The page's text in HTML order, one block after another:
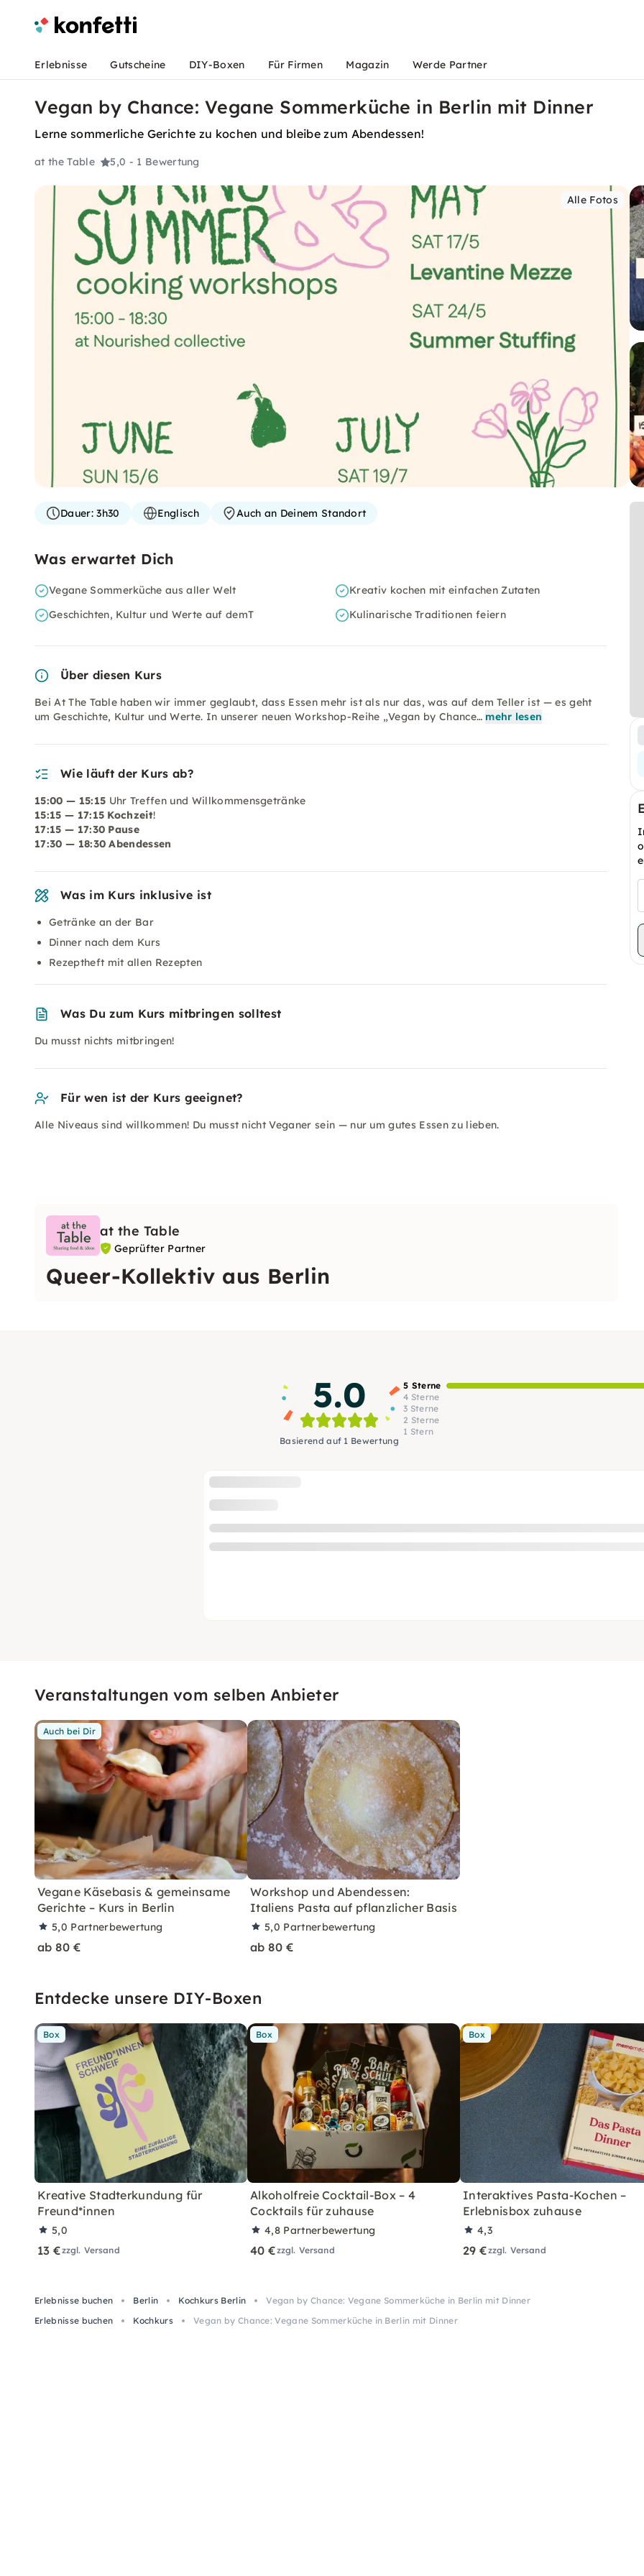
Erlebnisse Gutscheine DIY-Boxen Für Firmen Magazin Werde Partner
Vegan by Chance: Vegane Sommerküche in Berlin mit Dinner
Lerne sommerliche Gerichte zu kochen und bleibe zum Abendessen!
at the Table 5,0 - 1 Bewertung
Alle Fotos
Dauer:3h30 Englisch Auch an Deinem Standort
Was erwartet Dich
Vegane Sommerküche aus aller Welt
Kreativ kochen mit einfachen Zutaten
Geschichten, Kultur und Werte auf demT
Kulinarische Traditionen feiern
Über diesen Kurs
Bei At The Table haben wir immer geglaubt, dass Essen mehr ist als nur das, was auf dem Teller ist — es geht
um Geschichte, Kultur und Werte. In unserer neuen Workshop-Reihe „Vegan by Chance… mehr lesen
Wie läuft der Kurs ab?
15:00 — 15:15 Uhr Treffen und Willkommensgetränke
15:15 — 17:15 Kochzeit!
17:15 — 17:30 Pause
17:30 — 18:30 Abendessen
Was im Kurs inklusive ist
Getränke an der Bar
Dinner nach dem Kurs
Rezeptheft mit allen Rezepten
Was Du zum Kurs mitbringen solltest
Du musst nichts mitbringen!
Für wen ist der Kurs geeignet?
Alle Niveaus sind willkommen! Du musst nicht Veganer sein — nur um gutes Essen zu lieben.
at the Table
Geprüfter Partner
Queer-Kollektiv aus Berlin
5.0
Basierend auf 1 Bewertung
5 Sterne
4 Sterne
3 Sterne
2 Sterne
1 Stern
Veranstaltungen vom selben Anbieter
Auch bei Dir
Vegane Käsebasis & gemeinsame
Gerichte – Kurs in Berlin
5,0 Partnerbewertung
ab 80 €
Workshop und Abendessen:
Italiens Pasta auf pflanzlicher Basis
5,0 Partnerbewertung
ab 80 €
Entdecke unsere DIY-Boxen
Box
Kreative Stadterkundung für
Freund*innen
5,0
13 €zzgl. Versand
Box
Alkoholfreie Cocktail-Box – 4
Cocktails für zuhause
4,8 Partnerbewertung
40 €zzgl. Versand
Box
Interaktives Pasta-Kochen –
Erlebnisbox zuhause
4,3
29 €zzgl. Versand
Erlebnisse buchen Berlin Kochkurs Berlin
Vegan by Chance: Vegane Sommerküche in Berlin mit Dinner
Erlebnisse buchen
Kochkurs Vegan by Chance: Vegane Sommerküche in Berlin mit Dinner